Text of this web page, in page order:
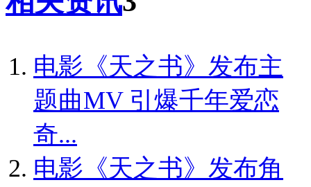
电影《天之书》发布主
题曲MV 引爆千年爱恋
奇...
电影《天之书》发布角